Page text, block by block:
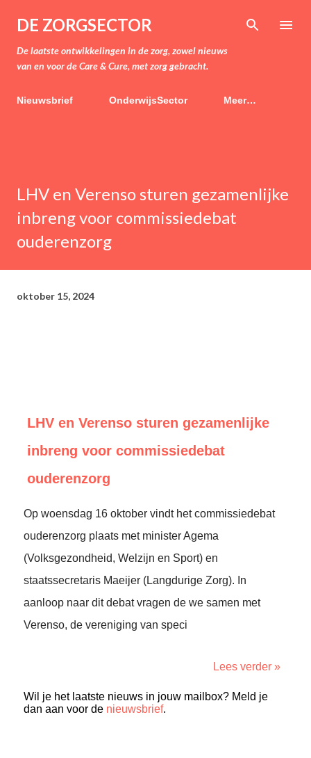
Doorgaan naar hoofdcontent
DE ZORGSECTOR
De laatste ontwikkelingen in de zorg, zowel nieuws
van en voor de Care & Cure, met zorg gebracht.
Nieuwsbrief OnderwijsSector Meer…
LHV en Verenso sturen gezamenlijke
inbreng voor commissiedebat
ouderenzorg
oktober 15, 2024
LHV en Verenso sturen gezamenlijke
inbreng voor commissiedebat
ouderenzorg
Op woensdag 16 oktober vindt het commissiedebat
ouderenzorg plaats met minister Agema
(Volksgezondheid, Welzijn en Sport) en
staatssecretaris Maeijer (Langdurige Zorg). In
aanloop naar dit debat vragen de we samen met
Verenso, de vereniging van speci
Lees verder »
Wil je het laatste nieuws in jouw mailbox? Meld je
dan aan voor de nieuwsbrief.